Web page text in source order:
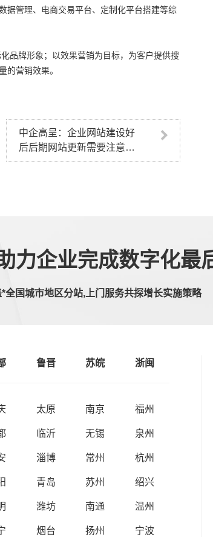
据管理、电商交易平台、定制化平台搭建等综
品牌形象；以效果营销为目标，为客户提供搜
的营销效果。
中企高呈：企业网站建设好
后后期网站更新需要注意的
问题
力企业完成数字化最
全国城市地区分站,上门服务共探增长实施策略
鲁晋
太原
临沂
淄博
青岛
潍坊
烟台
苏皖
南京
无锡
常州
苏州
南通
扬州
浙闽
福州
泉州
杭州
绍兴
温州
宁波